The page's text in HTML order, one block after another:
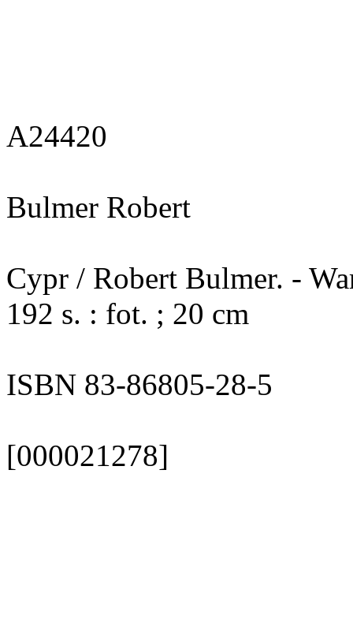
A24420
Bulmer Robert
Cypr / Robert Bulmer. -
192 s. : fot. ; 20 cm
ISBN 83-86805-28-5
[000021278]